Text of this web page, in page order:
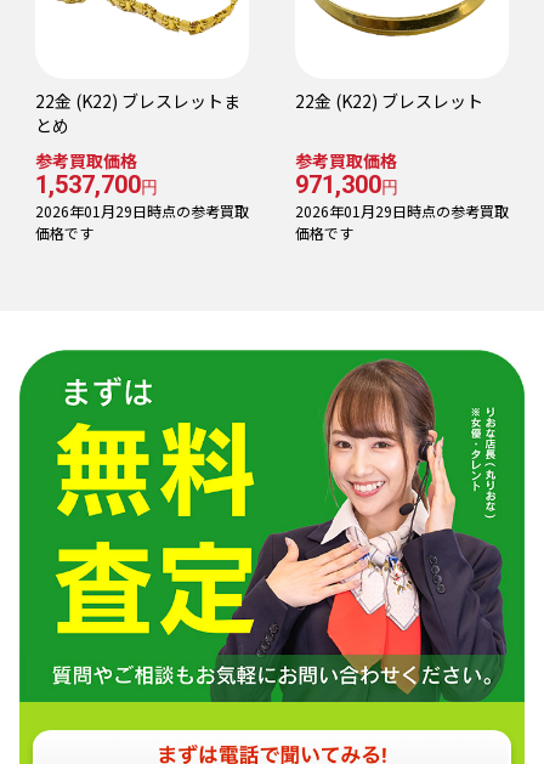
22金 (K22) ブレスレットま
とめ
参考買取価格
1,537,700円
2026年01月29日時点の参考買取
価格です
22金 (K22) ブレスレット
参考買取価格
971,300円
2026年01月29日時点の参考買取
価格です